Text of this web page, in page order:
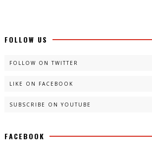
FOLLOW US
FOLLOW ON TWITTER
LIKE ON FACEBOOK
SUBSCRIBE ON YOUTUBE
FACEBOOK